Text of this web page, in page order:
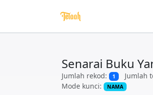
Senarai Buku
Jumlah rekod: 1 Jumlah
Mode kunci: NAMA